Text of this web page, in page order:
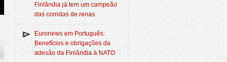
Finlândia já tem um campeão
das corridas de renas
Euronews em Português:
Benefícios e obrigações da
adesão da Finlândia à NATO